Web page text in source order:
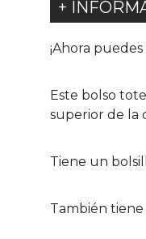
+
¡Ahora
Este bolso
superior de la
Tiene un
También tiene